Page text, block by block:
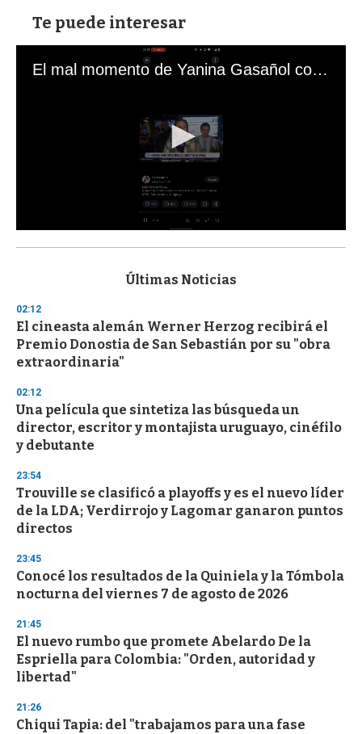
Te puede interesar
El mal momento de Yanina Gasañol con un hincha argentino en "Subrayado"
s
d
s
o
f
3
s
e
c
o
n
d
Últimas Noticias
02:12
El cineasta alemán Werner Herzog recibirá el
Premio Donostia de San Sebastián por su "obra
extraordinaria"
02:12
Una película que sintetiza las búsqueda un
director, escritor y montajista uruguayo, cinéfilo
y debutante
23:54
Trouville se clasificó a playoffs y es el nuevo líder
de la LDA; Verdirrojo y Lagomar ganaron puntos
directos
23:45
Conocé los resultados de la Quiniela y la Tómbola
nocturna del viernes 7 de agosto de 2026
21:45
El nuevo rumbo que promete Abelardo De la
Espriella para Colombia: "Orden, autoridad y
libertad"
21:26
Chiqui Tapia: del "trabajamos para una fase